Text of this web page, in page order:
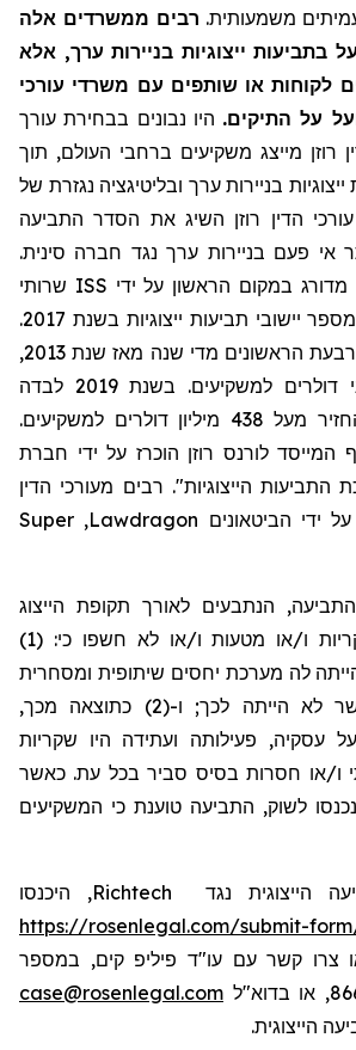
משמעותית. רבים ממשרדים אלה
בתביעות ייצוגיות בניירות ערך, אלא
לקוחות או שותפים עם משרדי עורכי
על התיקים. היו נבונים בבחירת עורך
רוזן מייצג משקיעים ברחבי העולם, תוך
ייצוגיות בניירות ערך ובליטיגציה נגזרת של
הדין רוזן השיג את הסדר התביעה
אי פעם בניירות ערך נגד חברה סינית.
מדורג במקום הראשון על ידי ISS שרותי
תביעה ייצוגית, בגין מספר יישובי תביעות ייצוגיות בשנת 2017.
המשרד מדורג בין ארבעת הראשונים מדי שנה מאז שנת 2013,
והחזיר מאות מיליוני דולרים למשקיעים. בשנת 2019 לבדה
משרד עורכי הדין החזיר מעל 438 מיליון דולרים למשקיעים.
התביעות הייצוגיות". רבים מעורכי הדין
ידי הביטאונים Lawdragon
,
Super
הנתבעים לאורך תקופת הייצוג
ו/או מטעות ו/או לא חשפו כי: (1)
לה מערכת יחסים שיתופית ומסחרית
עם מיקרוסופט כאשר לא הייתה לכך; ו-(2) כתוצאה מכך,
עסקיה, פעילותה ועתידה היו שקריות
ו/או חסרות בסיס סביר בכל עת. כאשר
לשוק, התביעה טוענת כי המשקיעים
הייצוגית נגד Richtech, היכנסו
https://rosenlegal.com/submit-
צרו קשר עם עו"ד פיליפ קים, במספר
case@rosenlegal.com
הייצוגית.